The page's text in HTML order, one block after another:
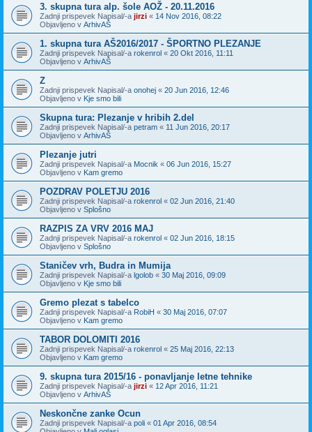
3. skupna tura alp. šole AOŽ - 20.11.2016
Zadnji prispevek Napisal/-a jirzi « 14 Nov 2016, 08:22
Objavljeno v ArhivAŠ
1. skupna tura AŠ2016/2017 - ŠPORTNO PLEZANJE
Zadnji prispevek Napisal/-a rokenrol « 20 Okt 2016, 11:11
Objavljeno v ArhivAŠ
Z
Zadnji prispevek Napisal/-a onohej « 20 Jun 2016, 12:46
Objavljeno v Kje smo bili
Skupna tura: Plezanje v hribih 2.del
Zadnji prispevek Napisal/-a petram « 11 Jun 2016, 20:17
Objavljeno v ArhivAŠ
Plezanje jutri
Zadnji prispevek Napisal/-a Mocnik « 06 Jun 2016, 15:27
Objavljeno v Kam gremo
POZDRAV POLETJU 2016
Zadnji prispevek Napisal/-a rokenrol « 02 Jun 2016, 21:40
Objavljeno v Splošno
RAZPIS ZA VRV 2016 MAJ
Zadnji prispevek Napisal/-a rokenrol « 02 Jun 2016, 18:15
Objavljeno v Splošno
Staničev vrh, Budra in Mumija
Zadnji prispevek Napisal/-a lgolob « 30 Maj 2016, 09:09
Objavljeno v Kje smo bili
Gremo plezat s tabelco
Zadnji prispevek Napisal/-a RobiH « 30 Maj 2016, 07:07
Objavljeno v Kam gremo
TABOR DOLOMITI 2016
Zadnji prispevek Napisal/-a rokenrol « 25 Maj 2016, 22:13
Objavljeno v Kam gremo
9. skupna tura 2015/16 - ponavljanje letne tehnike
Zadnji prispevek Napisal/-a jirzi « 12 Apr 2016, 11:21
Objavljeno v ArhivAŠ
Neskončne zanke Ocun
Zadnji prispevek Napisal/-a poli « 01 Apr 2016, 08:54